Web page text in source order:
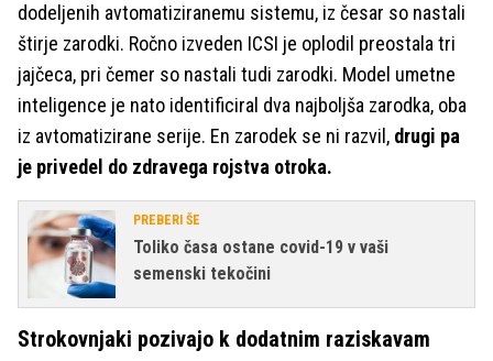
dodeljenih avtomatiziranemu sistemu, iz česar so nastali
štirje zarodki. Ročno izveden ICSI je oplodil preostala tri
jajčeca, pri čemer so nastali tudi zarodki. Model umetne
inteligence je nato identificiral dva najboljša zarodka, oba
iz avtomatizirane serije. En zarodek se ni razvil, drugi pa
je privedel do zdravega rojstva otroka.
PREBERI ŠE
Toliko časa ostane covid-19 v vaši
semenski tekočini
Strokovnjaki pozivajo k dodatnim raziskavam